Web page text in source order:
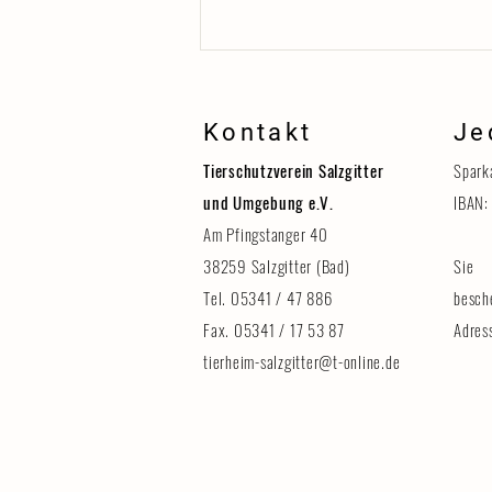
Erinnerung: Tag der Tiere am 8.
August
Kontakt
Tierschutzverein Salzgitter
und Umgebung e.V.
Am Pfingstanger 40
38259 Salzgitter (Bad)
Tel. 05341 / 47 886
Fax. 05341 / 17 53 87
tierheim-salzgitter@t-online.de
Sie